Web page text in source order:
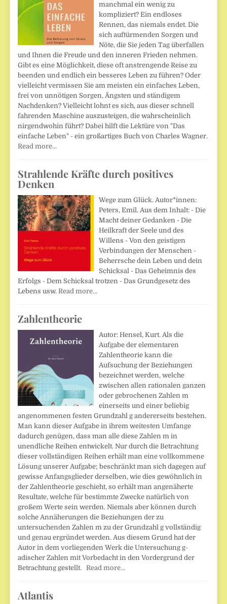
manchmal ein wenig zu
kompliziert? Ein endloses
Rennen, das niemals endet. Die
sich auftürmenden Sorgen und
Nöte, die Sie jeden Tag überfallen
und Ihnen die Freude und den inneren Frieden nehmen.
Gibt es eine Möglichkeit, diese oft anstrengende Reise zu
beenden und endlich ein besseres Leben zu führen? Oder
vielleicht vermissen Sie am meisten ein einfaches Leben,
frei von unnötigen Sorgen, Ängsten und ständigem
Nachdenken? Vielleicht lohnt es sich, aus dieser schnell
fahrenden Maschine auszusteigen, die wahrscheinlich
nirgendwohin führt? Dabei hilft die Lektüre von "Das
einfache Leben" - ein großartiges Buch von Charles Wagner.
Read more…
Strahlende Kräfte durch positives
Denken
Wege zum Glück. Autor*innen:
Peters, Emil. Aus dem Inhalt: - Die
Macht deiner Gedanken - Die
Heilkraft der Seele und des
Willens - Von den geistigen
Verbindungen der Menschen -
Beherrsche dein Leben und dein
Schicksal - Das Geheimnis des
Erfolgs - Dem Schicksal trotzen - Das Grundgesetz des
Lebens usw.Read more…
Zahlentheorie
Autor: Hensel, Kurt. Als die
Aufgabe der elementaren
Zahlentheorie kann die
Aufsuchung der Beziehungen
bezeichnet werden, welche
zwischen allen rationalen ganzen
oder gebrochenen Zahlen m
einerseits und einer beliebig
angenommenen festen Grundzahl g andererseits bestehen.
Man kann dieser Aufgabe in ihrem weitesten Umfange
dadurch genügen, dass man alle diese Zahlen m in
unendliche Reihen entwickelt. Nur durch die Betrachtung
dieser vollständigen Reihen erhält man eine vollkommene
Lösung unserer Aufgabe; beschränkt man sich dagegen auf
gewisse Anfangsglieder derselben, wie dies gewöhnlich in
der Zahlentheorie geschieht, so erhält man angenäherte
Resultate, welche für bestimmte Zwecke natürlich von
großem Werte sein werden. Niemals aber können durch
solche Annäherungen die Beziehungen der zu
untersuchenden Zahlen m zu der Grundzahl g vollständig
und genau ergründet werden. Aus diesem Grund hat der
Autor in dem vorliegenden Werk die Untersuchung g-
adischer Zahlen mit Vorbedacht in den Vordergrund der
Betrachtung gestellt.Read more…
Atlantis